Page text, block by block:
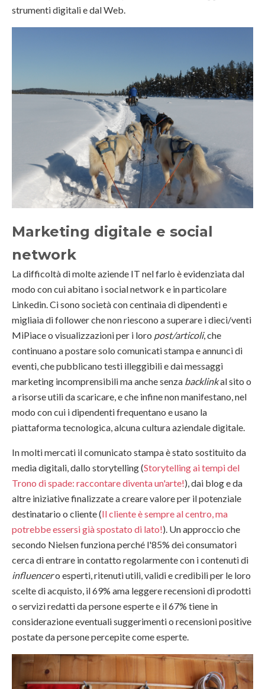
strumenti digitali e dal Web.
Marketing digitale e social
network
La difficoltà di molte aziende IT nel farlo è evidenziata dal
modo con cui abitano i social network e in particolare
Linkedin. Ci sono società con centinaia di dipendenti e
migliaia di follower che non riescono a superare i dieci/venti
MiPiace o visualizzazioni per i loro post/articoli, che
continuano a postare solo comunicati stampa e annunci di
eventi, che pubblicano testi illeggibili e dai messaggi
marketing incomprensibili ma anche senza backlinkal sito o
a risorse utili da scaricare, e che infine non manifestano, nel
modo con cui i dipendenti frequentano e usano la
piattaforma tecnologica, alcuna cultura aziendale digitale.
In molti mercati il comunicato stampa è stato sostituito da
media digitali, dallo storytelling (Storytelling ai tempi del
Trono di spade: raccontare diventa un'arte!), dai blog e da
altre iniziative finalizzate a creare valore per il potenziale
destinatario o cliente (Il cliente è sempre al centro, ma
potrebbe essersi già spostato di lato!). Un approccio che
secondo Nielsen funziona perché l'85% dei consumatori
cerca di entrare in contatto regolarmente con i contenuti di
influencero esperti, ritenuti utili, validi e credibili per le loro
scelte di acquisto, il 69% ama leggere recensioni di prodotti
o servizi redatti da persone esperte e il 67% tiene in
considerazione eventuali suggerimenti o recensioni positive
postate da persone percepite come esperte.